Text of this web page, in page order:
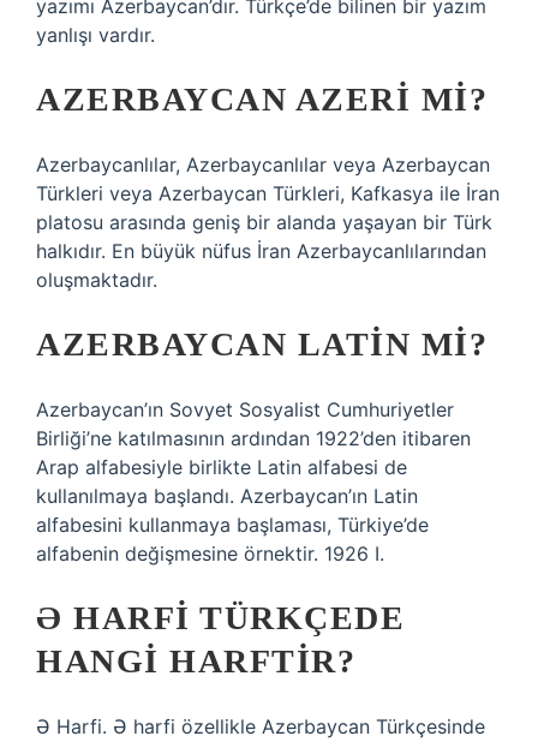
yazımı Azerbaycan’dır. Türkçe’de bilinen bir yazım
yanlışı vardır.
AZERBAYCAN AZERI MI?
Azerbaycanlılar, Azerbaycanlılar veya Azerbaycan
Türkleri veya Azerbaycan Türkleri, Kafkasya ile İran
platosu arasında geniş bir alanda yaşayan bir Türk
halkıdır. En büyük nüfus İran Azerbaycanlılarından
oluşmaktadır.
AZERBAYCAN LATIN MI?
Azerbaycan’ın Sovyet Sosyalist Cumhuriyetler
Birliği’ne katılmasının ardından 1922’den itibaren
Arap alfabesiyle birlikte Latin alfabesi de
kullanılmaya başlandı. Azerbaycan’ın Latin
alfabesini kullanmaya başlaması, Türkiye’de
alfabenin değişmesine örnektir. 1926 I.
Ə HARFI TÜRKÇEDE
HANGI HARFTIR?
Ə Harfi. Ə harfi özellikle Azerbaycan Türkçesinde